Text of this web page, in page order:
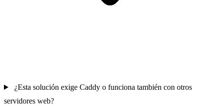
¿Esta solución exige Caddy o funciona también con otros
servidores web?